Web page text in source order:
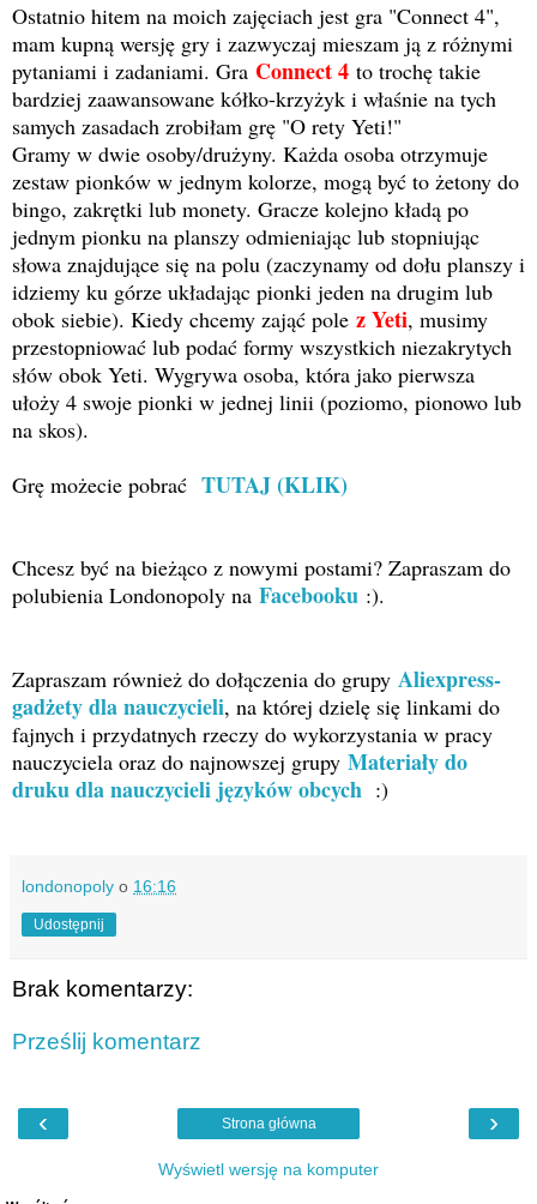
Ostatnio hitem na moich zajęciach jest gra "Connect 4",
mam kupną wersję gry i zazwyczaj mieszam ją z różnymi
pytaniami i zadaniami. Gra Connect 4 to trochę takie
bardziej zaawansowane kółko-krzyżyk i właśnie na tych
samych zasadach zrobiłam grę "O rety Yeti!"
Gramy w dwie osoby/drużyny. Każda osoba otrzymuje
zestaw pionków w jednym kolorze, mogą być to żetony do
bingo, zakrętki lub monety. Gracze kolejno kładą po
jednym pionku na planszy odmieniając lub stopniując
słowa znajdujące się na polu (zaczynamy od dołu planszy i
idziemy ku górze układając pionki jeden na drugim lub
obok siebie). Kiedy chcemy zająć pole z Yeti, musimy
przestopniować lub podać formy wszystkich niezakrytych
słów obok Yeti. Wygrywa osoba, która jako pierwsza
ułoży 4 swoje pionki w jednej linii (poziomo, pionowo lub
na skos).
Grę możecie pobrać TUTAJ (KLIK)
Chcesz być na bieżąco z nowymi postami? Zapraszam do
polubienia Londonopoly na Facebooku :).
Zapraszam również do dołączenia do grupy Aliexpress-
gadżety dla nauczycieli, na której dzielę się linkami do
fajnych i przydatnych rzeczy do wykorzystania w pracy
nauczyciela oraz do najnowszej grupy Materiały do
druku dla nauczycieli języków obcych :)
londonopoly o 16:16
Udostępnij
Brak komentarzy:
Prześlij komentarz
‹ ›
Strona główna
Wyświetl wersję na komputer